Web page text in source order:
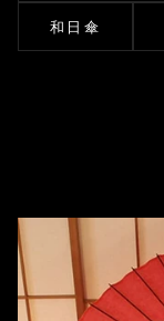
和日傘